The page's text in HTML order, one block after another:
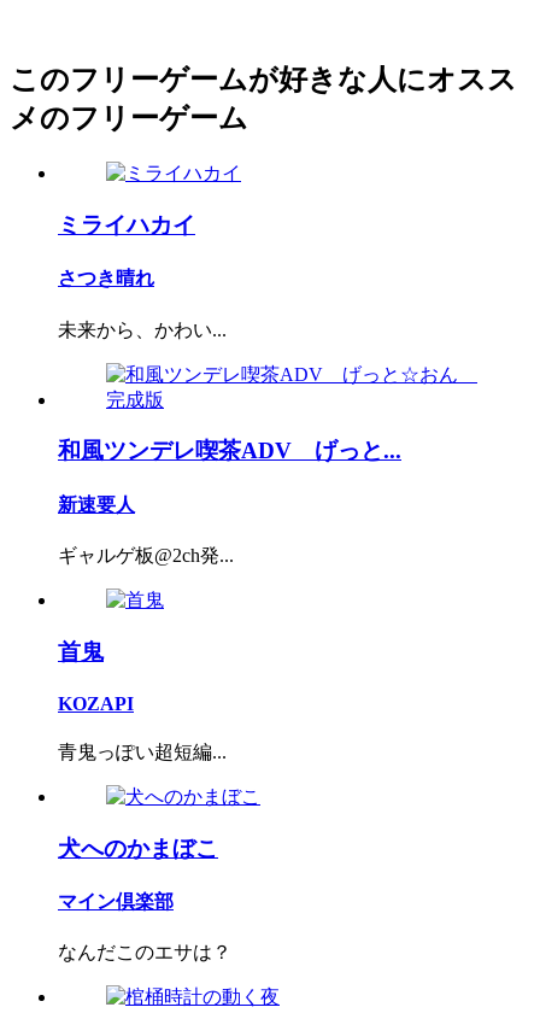
このフリーゲームが好きな人にオスス
メのフリーゲーム
ミライハカイ
さつき晴れ
未来から、かわい...
和風ツンデレ喫茶ADV げっと...
新速要人
ギャルゲ板@2ch発...
首鬼
KOZAPI
青鬼っぽい超短編...
犬へのかまぼこ
マイン倶楽部
なんだこのエサは？